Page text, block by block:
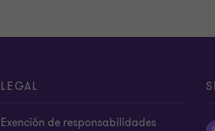
LEGAL
Exención de responsabilidades